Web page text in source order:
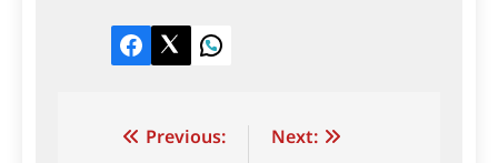
Facebook
TwitterLinkedIn
Post Previous: Next: